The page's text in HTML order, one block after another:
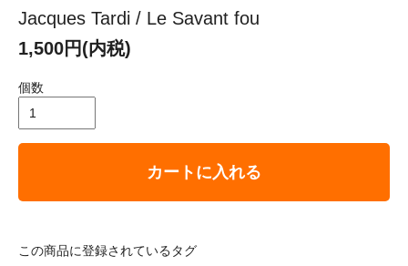
Jacques Tardi / Le Savant fou
1,500円(内税)
個数
カートに入れる
この商品に登録されているタグ